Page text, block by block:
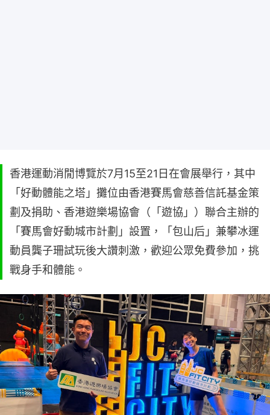
香港運動消閒博覽於7月15至21日在會展舉行，其中
「好動體能之塔」攤位由香港賽馬會慈善信託基金策
劃及捐助、香港遊樂場協會（「遊協」）聯合主辦的
「賽馬會好動城市計劃」設置，「包山后」兼攀冰運
動員龔子珊試玩後大讚刺激，歡迎公眾免費參加，挑
戰身手和體能。